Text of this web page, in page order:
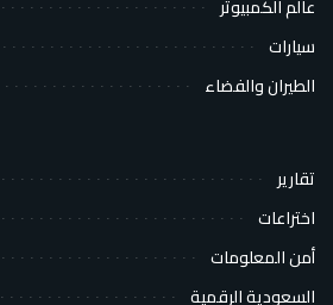
عالم الكمبيوتر
سيارات
الطيران والفضاء
تقارير
اختراعات
أمن المعلومات
السعودية الرقمية